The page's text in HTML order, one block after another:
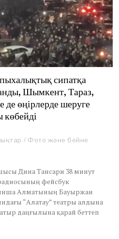
сипатқа
Шымкент, Тараз,
де өңірлерде шеруге
/ Фото және бейне
Дина Тансари 38 минут
фейсбук
Алматының Бауыржан
“Алатау” театры алдына
даңғылына қарай беттеп